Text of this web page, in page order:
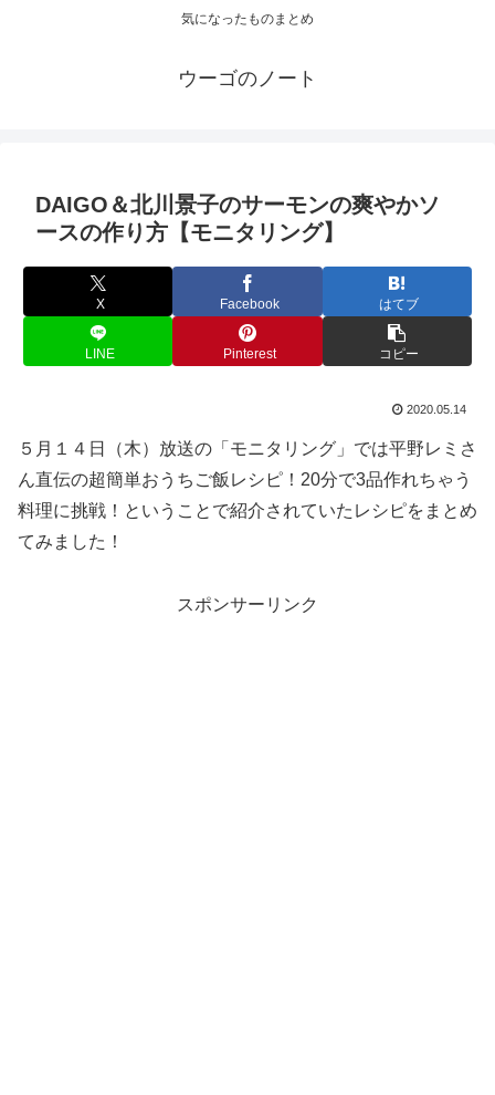
気になったものまとめ
ウーゴのノート
DAIGO＆北川景子のサーモンの爽やかソ
ースの作り方【モニタリング】
X Facebook はてブ
LINE Pinterest コピー
2020.05.14
５月１４日（木）放送の「モニタリング」では平野レミさ
ん直伝の超簡単おうちご飯レシピ！20分で3品作れちゃう
料理に挑戦！ということで紹介されていたレシピをまとめ
てみました！
スポンサーリンク